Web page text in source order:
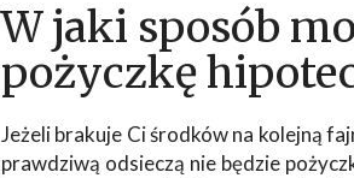
W jaki sposób
pożyczkę
Jeżeli brakuje Ci środków na kolejną
prawdziwą odsieczą nie będzie